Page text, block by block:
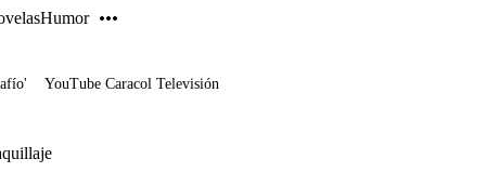
Humor
YouTube Caracol Televisión